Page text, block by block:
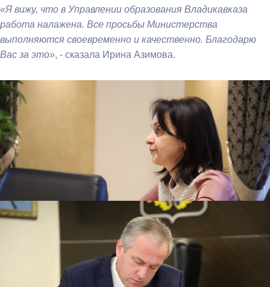
«Я вижу, что в Управлении образования Владикавказа
работа налажена. Все просьбы Министерства
выполняются своевременно и качественно. Благодарю
Вас за это», - сказала Ирина Азимова.